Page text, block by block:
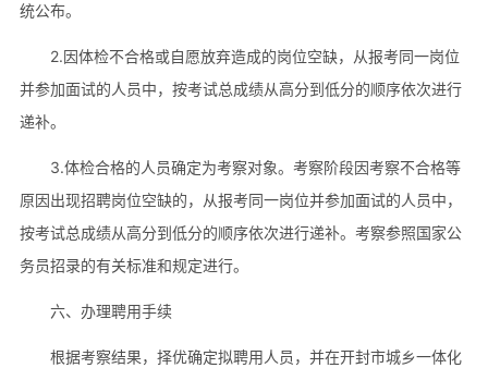
统公布。
2.因体检不合格或自愿放弃造成的岗位空缺，从报考同一岗位
并参加面试的人员中，按考试总成绩从高分到低分的顺序依次进行
递补。
3.体检合格的人员确定为考察对象。考察阶段因考察不合格等
原因出现招聘岗位空缺的，从报考同一岗位并参加面试的人员中，
按考试总成绩从高分到低分的顺序依次进行递补。考察参照国家公
务员招录的有关标准和规定进行。
六、办理聘用手续
根据考察结果，择优确定拟聘用人员，并在开封市城乡一体化